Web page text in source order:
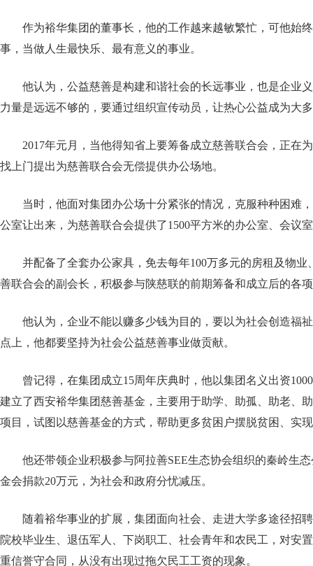
作为裕华集团的董事长，他的工作越来越敏繁忙，可他始
事，当做人生最快乐、最有意义的事业。
他认为，公益慈善是构建和谐社会的长远事业，也是企业
力量是远远不够的，要通过组织宣传动员，让热心公益成为大
2017年元月，当他得知省上要筹备成立慈善联合会，正在
找上门提出为慈善联合会无偿提供办公场地。
当时，他面对集团办公场十分紧张的情况，克服种种困难
公室让出来，为慈善联合会提供了1500平方米的办公室、会议
并配备了全套办公家具，免去每年100万多元的房租及物
善联合会的副会长，积极参与陕慈联的前期筹备和成立后的各
他认为，企业不能以赚多少钱为目的，要以为社会创造福
点上，他都要坚持为社会公益慈善事业做贡献。
曾记得，在集团成立15周年庆典时，他以集团名义出资
建立了西安裕华集团慈善基金，主要用于助学、助孤、助老、
项目，试图以慈善基金的方式，帮助更多贫困户摆脱贫困、实
他还带领企业积极参与阿拉善SEE生态协会组织的秦岭生
金会捐款20万元，为社会和政府分忧减压。
随着裕华事业的扩展，集团面向社会、走进大学多途径招
院校毕业生、退伍军人、下岗职工、社会青年和农民工，对安
重信誉守合同，从没有出现过拖欠民工工资的现象。